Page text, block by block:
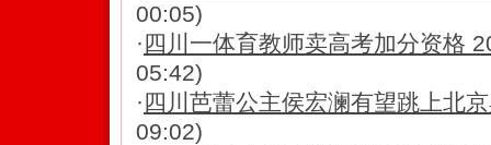
00:05)
·四川一体育教师卖高考加分资格
05:42)
·四川芭蕾公主侯宏澜有望跳上北
09:02)